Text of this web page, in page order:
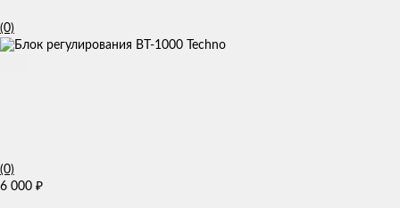
(0)
(0)
6 000 ₽